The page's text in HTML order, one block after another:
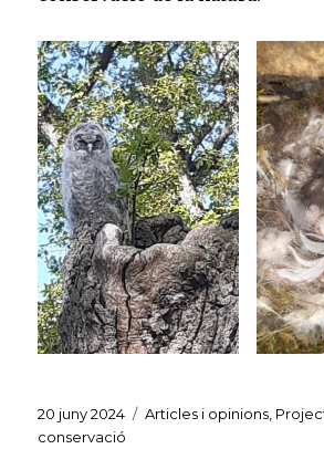
Publicat
el
20 juny 2024 Categories
Articles i opinions
conservació